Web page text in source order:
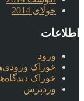
جولای 2014
اطلاعات
ورود
خوراک
خوراک
وردپرس